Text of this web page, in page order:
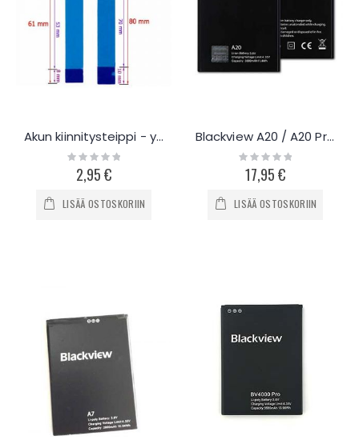
Akun kiinnitysteippi - yleismalli
Rating:
0%2,95 €
LISÄÄ OSTOSKORIIN
Blackview A20 / A20 Pro akku 3000mAh
Rating:
0%
17,95 €
LISÄÄ OSTOSKORIIN